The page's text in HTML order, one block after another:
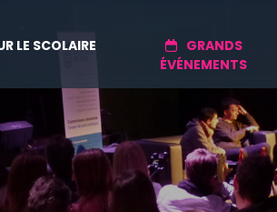
LE SCOLAIRE
GRANDS
ÉVÉNEMENTS